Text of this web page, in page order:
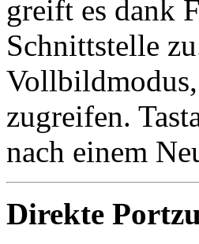
greift es dank
Schnittstelle
zugreifen.
nach einem
Direkte